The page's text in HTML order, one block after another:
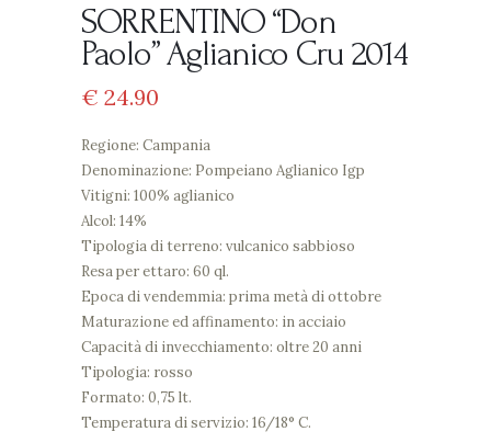
SORRENTINO “Don
Paolo” Aglianico Cru 2014
€ 24 90
Regione: Campania
Denominazione: Pompeiano Aglianico Igp
Vitigni: 100% aglianico
Alcol: 14%
Tipologia di terreno: vulcanico sabbioso
Resa per ettaro: 60 ql.
Epoca di vendemmia: prima metà di ottobre
Maturazione ed affinamento: in acciaio
Capacità di invecchiamento: oltre 20 anni
Tipologia: rosso
Formato: 0,75 lt.
Temperatura di servizio: 16/18° C.